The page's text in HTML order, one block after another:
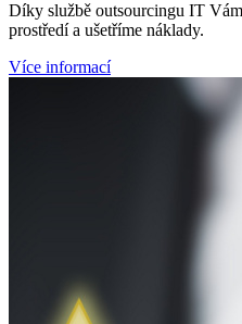
Díky službě outsourcingu IT Vám
prostředí a ušetříme náklady.
Více informací